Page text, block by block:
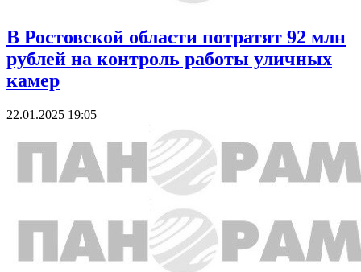
В Ростовской области потратят 92 млн
рублей на контроль работы уличных
камер
22.01.2025 19:05